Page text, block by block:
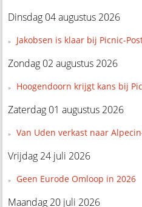
Dinsdag 04 augustus 2026
Jakobsen is klaar bij Picnic-
Zondag 02 augustus 2026
Hoogendoorn krijgt kans bij
Zaterdag 01 augustus 2026
Van Uden verkast naar
Vrijdag 24 juli 2026
Geen Eurode Omloop in 2026
Maandag 20 juli 2026